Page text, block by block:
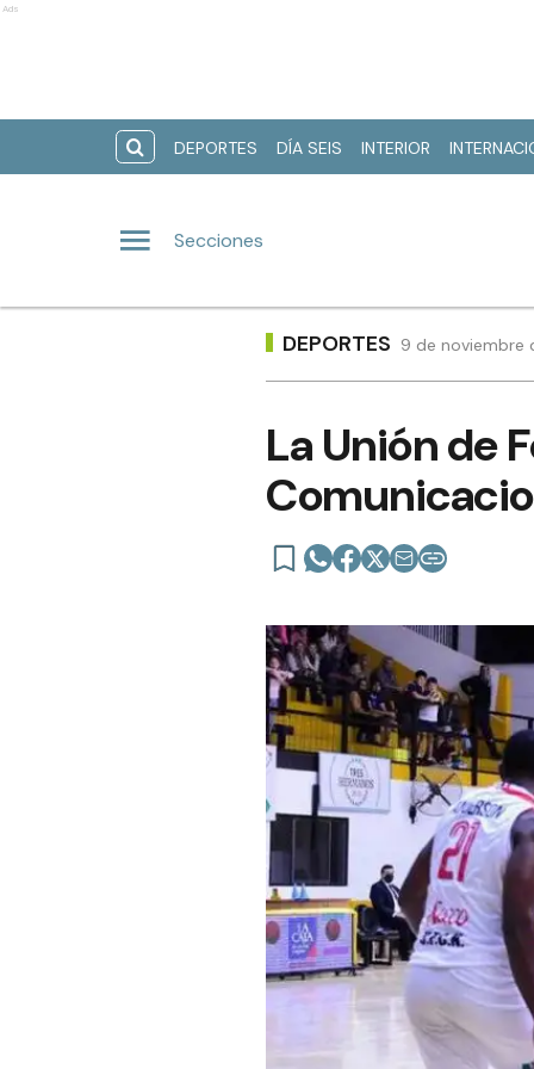
Ads
DEPORTES DÍA SEIS INTERIOR
Secciones
DEPORTES 9 de noviembre
La Unión de